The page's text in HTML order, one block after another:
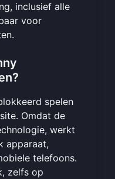
inclusief alle
voor
spelen
. Omdat de
werkt
apparaat,
telefoons.
zelfs op